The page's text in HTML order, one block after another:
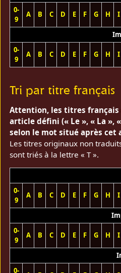
0-
9
A B C D E F G H I
0-
9
A B C D E F G H I
Tri par titre français
Attention, les titres français
article défini (« Le », « La »,
selon le mot situé après cet
Les titres originaux non
sont triés à la lettre « T ».
0-
9
A B C D E F G H I
0-
9
A B C D E F G H I
0-